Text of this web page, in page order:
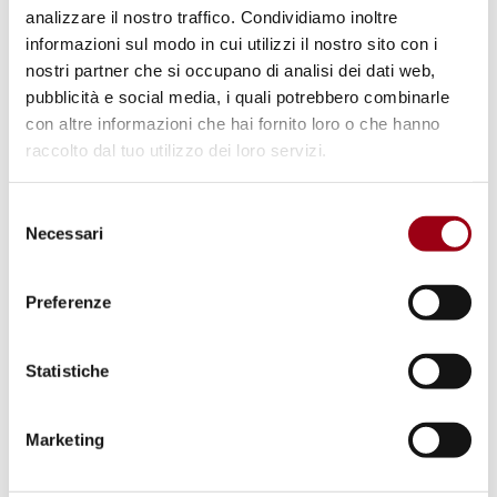
analizzare il nostro traffico. Condividiamo inoltre
informazioni sul modo in cui utilizzi il nostro sito con i
nostri partner che si occupano di analisi dei dati web,
pubblicità e social media, i quali potrebbero combinarle
con altre informazioni che hai fornito loro o che hanno
raccolto dal tuo utilizzo dei loro servizi.
delNecessari
Preferenze
Statistiche
Marketing
do what it was created for: peace
10.03.2025